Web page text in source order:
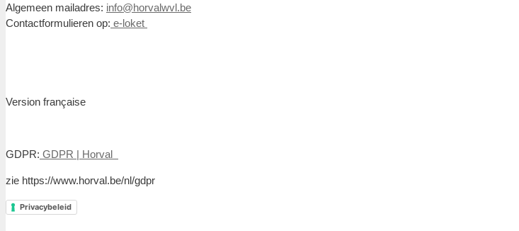
Algemeen mailadres: info@horvalwvl.be
Contactformulieren op: e-loket
Version française
GDPR: GDPR | Horval
zie https://www.horval.be/nl/gdpr
Privacybeleid